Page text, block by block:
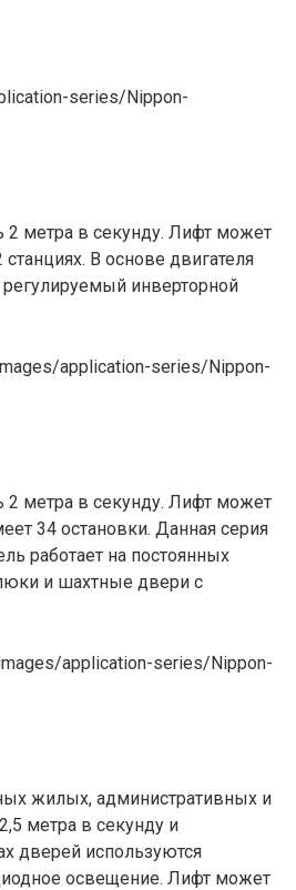
series/Nippon-
2 метра в секунду. Лифт может
В основе двигателя
инверторной
application-series/Nippon-
2 метра в секунду. Лифт может
34 остановки. Данная серия
работает на постоянных
и шахтные двери с
application-series/Nippon-
жилых, административных и
метра в секунду и
дверей используются
освещение. Лифт может